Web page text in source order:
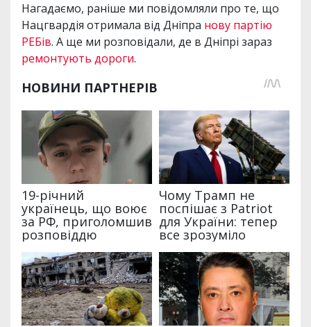
Нагадаємо, раніше ми повідомляли про те, що
Нацгвардія отримала від Дніпра нову партію
РЕБів. А ще ми розповідали, де в Дніпрі зараз
ремонтують дороги.